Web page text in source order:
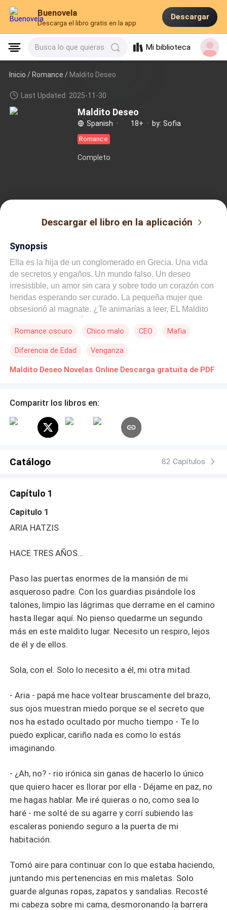
Buenovela
Descarga el libro gratis en la app
Descargar
Busca lo que quieras Mi biblioteca
Inicio /Romance / Maldito Deseo
Last Updated: 2025-11-30
Maldito Deseo
Spanish · 18+ · by: Sofia
Romance
Completo
Descargar el libro en la aplicación
Synopsis
Ella es la hija de un conglomerado en Grecia. Una vida
de secretos y engaños. Un mundo falso. Un deseo
irresistible, un amor sin cara y sobre todo un corazón con
heridas esperando ser curado. La pequeña mujer que
obsesionó al magnate. ¿Te animarías a leer, EL Maldito
preciosos e hipnotizantes. El joven dueño de las cadenas
Malishev se verá involucrado en un accidente provocado
con el pequeño deseo que ha estado buscando por años
Romance oscuro Chico malo CEO Mafia
Diferencia de Edad Venganza
Maldito Deseo Novelas Online Descarga gratuita de PDF
Comparitr los libros en:
Catálogo 82 Capítulos
Capítulo 1
Capitulo 1
ARIA HATZIS
HACE TRES AÑOS…
Paso las puertas enormes de la mansión de mi
asqueroso padre. Con los guardias pisándole los
talones, limpio las lágrimas que derrame en el camino
hasta llegar aquí. No pienso quedarme un segundo
más en este maldito lugar. Necesito un respiro, lejos
de él y de ellos.
Sola, con el. Solo lo necesito a él, mi otra mitad.
- Aria - papá me hace voltear bruscamente del brazo,
sus ojos muestran miedo porque se el secreto que
nos ha estado ocultado por mucho tiempo - Te lo
puedo explicar, cariño nada es como lo estás
imaginando.
- ¿Ah, no? - rio irónica sin ganas de hacerlo lo único
que quiero hacer es llorar por ella - Déjame en paz, no
me hagas hablar. Me iré quieras o no, como sea lo
haré - me solté de su agarre y corrí subiendo las
escaleras poniendo seguro a la puerta de mi
habitación.
Tomó aire para continuar con lo que estaba haciendo,
juntando mis pertenencias en mis maletas. Solo
guarde algunas ropas, zapatos y sandalias. Recosté
mi cabeza sobre mi cama, desmoronando la barrera